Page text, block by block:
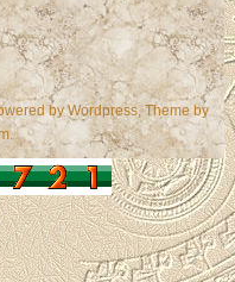
byWordpress, Theme by
.